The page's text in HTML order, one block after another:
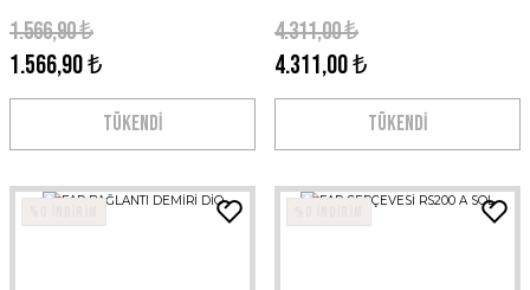
1.566,90 ₺
1.566,90 ₺
TÜKENDİ
4.311,00 ₺
4.311,00 ₺
TÜKENDİ